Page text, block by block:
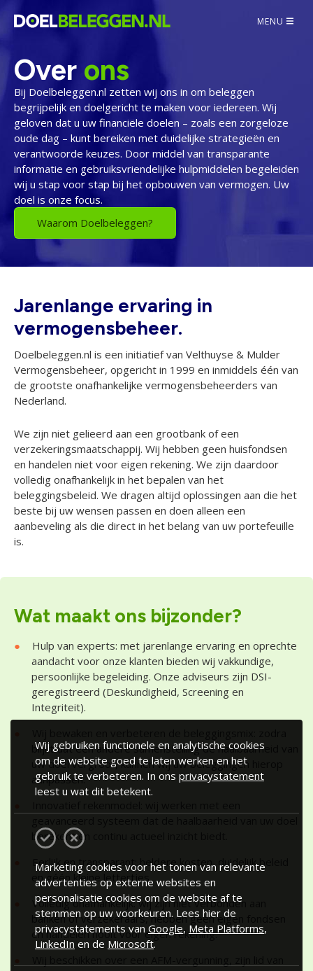
MENU
Over ons
Bij Doelbeleggen.nl zetten wij ons in om beleggen
begrijpelijk en doelgericht te maken voor iedereen. Wij
geloven dat u uw financiële doelen – zoals een zorgeloze
oude dag – kunt bereiken met duidelijke strategieën en
verantwoorde keuzes. Door middel van transparante
informatie en gebruiksvriendelijke hulpmiddelen begeleiden
wij u stap voor stap bij het opbouwen van vermogen. Uw
doel is onze focus.
Waarom Doelbeleggen?
Jarenlange ervaring in
vermogensbeheer.
Doelbeleggen.nl is een initiatief van Velthuyse & Mulder
Vermogensbeheer, opgericht in 1999 en inmiddels één van
de grootste onafhankelijke vermogensbeheerders van
Nederland.
We zijn niet gelieerd aan een grootbank of een
verzekeringsmaatschappij. Wij hebben geen huisfondsen
en handelen niet voor eigen rekening. We zijn daardoor
volledig onafhankelijk in het bepalen van het
beleggingsbeleid. We dragen altijd oplossingen aan die het
beste bij uw wensen passen en doen alleen een
aanbeveling als die direct in het belang van uw portefeuille
is.
Wat maakt ons bijzonder?
Hulp van experts: met jarenlange ervaring en oprechte
aandacht voor onze klanten bieden wij vakkundige,
persoonlijke begeleiding. Onze adviseurs zijn DSI-
geregistreerd (Deskundigheid, Screening en
Integriteit).
blijkt dat een andere samenstelling de haalbaarheid van
uw doel vergroot, kunnen wij uw beleggingen hierop
aanpassen.
berekent en continu actueel inzicht biedt.
Eerlijk en transparant: heldere kosten, duidelijk beleid
en géén kleine lettertjes.
Volledig onafhankelijk: wij zijn niet verbonden aan
banken of verzekeraars, hebben geen eigen fondsen
en handelen nooit voor eigen rekening.
Wij gebruiken functionele en analytische cookies
om de website goed te laten werken en het
gebruik te verbeteren. In ons privacystatement
leest u wat dit betekent.
Marketing cookies voor het tonen van relevante
advertenties op externe websites en
personalisatie cookies om de website af te
stemmen op uw voorkeuren. Lees hier de
privacystatements van Google, Meta Platforms,
LinkedIn en de Microsoft.